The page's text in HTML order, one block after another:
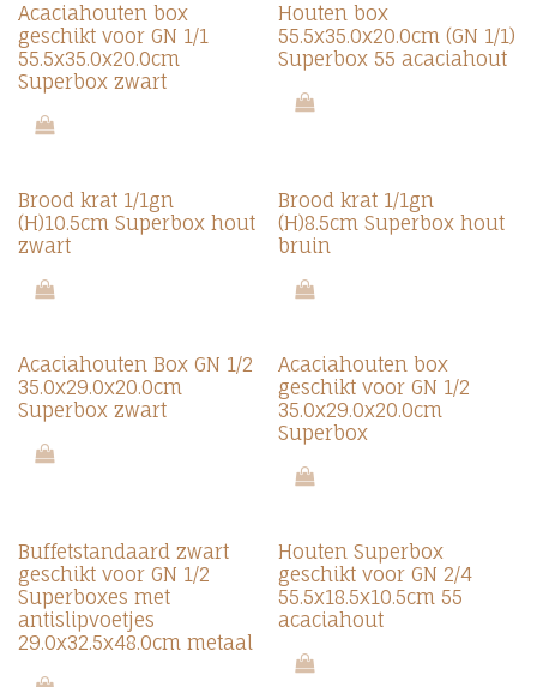
Acaciahouten box
geschikt voor GN 1/1
55.5x35.0x20.0cm
Superbox zwart
Houten box
55.5x35.0x20.0cm (GN 1/1)
Superbox 55 acaciahout
Brood krat 1/1gn
(H)10.5cm Superbox hout
zwart
Brood krat 1/1gn
(H)8.5cm Superbox hout
bruin
Acaciahouten Box GN 1/2
35.0x29.0x20.0cm
Superbox zwart
Acaciahouten box
geschikt voor GN 1/2
35.0x29.0x20.0cm
Superbox
Buffetstandaard zwart
geschikt voor GN 1/2
Superboxes met
antislipvoetjes
29.0x32.5x48.0cm metaal
Houten Superbox
geschikt voor GN 2/4
55.5x18.5x10.5cm 55
acaciahout